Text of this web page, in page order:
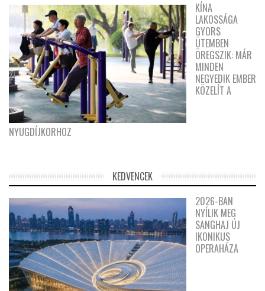
KÍNA
LAKOSSÁGA
GYORS
ÜTEMBEN
ÖREGSZIK: MÁR
MINDEN
NEGYEDIK EMBER
KÖZELÍT A
NYUGDÍJKORHOZ
KEDVENCEK
2026-BAN
NYÍLIK MEG
SANGHAJ ÚJ
IKONIKUS
OPERAHÁZA